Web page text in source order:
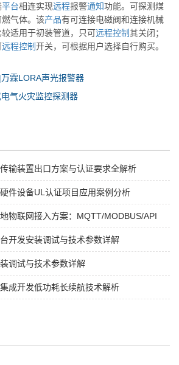
平台相连实现远程报警通知功能。可探测煤
气体。该产品有可连接电磁阀和连接机械
适用于初装管道，只可远程控制其关闭；
远程控制开关，可根据用户选择自行购买。
霖LORA声光报警器
气火灾监控探测器
输装置出口方案与认证要求全解析
件设备UL认证项目应用案例分析
物联网接入方案：MQTT/MODBUS/API
开发安装调试与技术参数详解
调试与技术参数详解
成开发低功耗长续航技术解析